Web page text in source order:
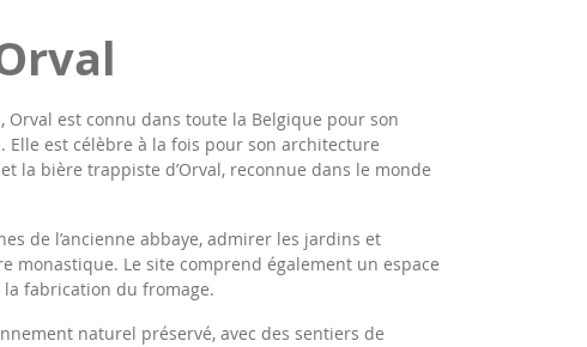
Orval est connu dans toute la Belgique pour son
Elle est célèbre à la fois pour son architecture
la bière trappiste d’Orval, reconnue dans le monde
de l’ancienne abbaye, admirer les jardins et
monastique. Le site comprend également un espace
la fabrication du fromage.
naturel préservé, avec des sentiers de